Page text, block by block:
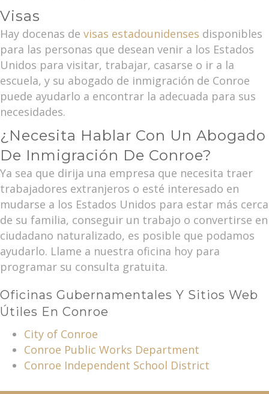
Visas
Hay docenas de visas estadounidenses disponibles
para las personas que desean venir a los Estados
Unidos para visitar, trabajar, casarse o ir a la
escuela, y su abogado de inmigración de Conroe
puede ayudarlo a encontrar la adecuada para sus
necesidades.
¿Necesita Hablar Con Un Abogado
De Inmigración De Conroe?
Ya sea que dirija una empresa que necesita traer
trabajadores extranjeros o esté interesado en
mudarse a los Estados Unidos para estar más cerca
de su familia, conseguir un trabajo o convertirse en
ciudadano naturalizado, es posible que podamos
ayudarlo. Llame a nuestra oficina hoy para
programar su consulta gratuita.
Oficinas Gubernamentales Y Sitios Web
Útiles En Conroe
City of Conroe
Conroe Public Works Department
Conroe Independent School District